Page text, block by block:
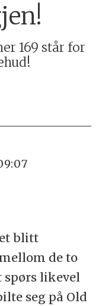
169 står for
blitt
de to
spørs likevel
seg på Old